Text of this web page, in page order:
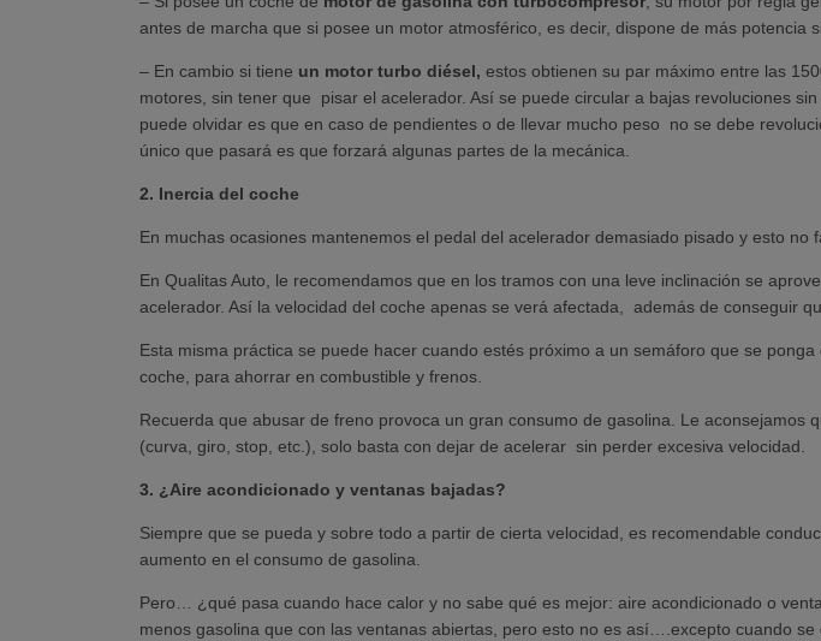
antes de marcha que si posee un motor atmosférico, es decir, dispone de más potencia
– En cambio si tiene un motor turbo diésel, estos obtienen su par máximo entre las
motores, sin tener que pisar el acelerador. Así se puede circular a bajas revoluciones
puede olvidar es que en caso de pendientes o de llevar mucho peso no se debe
único que pasará es que forzará algunas partes de la mecánica.
2. Inercia del coche
En muchas ocasiones mantenemos el pedal del acelerador demasiado pisado y esto no
En Qualitas Auto, le recomendamos que en los tramos con una leve inclinación se
acelerador. Así la velocidad del coche apenas se verá afectada, además de conseguir
Esta misma práctica se puede hacer cuando estés próximo a un semáforo que se
coche, para ahorrar en combustible y frenos.
Recuerda que abusar de freno provoca un gran consumo de gasolina. Le
(curva, giro, stop, etc.), solo basta con dejar de acelerar sin perder excesiva velocidad.
3. ¿Aire acondicionado y ventanas bajadas?
Siempre que se pueda y sobre todo a partir de cierta velocidad, es recomendable
aumento en el consumo de gasolina.
Pero… ¿qué pasa cuando hace calor y no sabe qué es mejor: aire acondicionado o
menos gasolina que con las ventanas abiertas, pero esto no es así….excepto cuando se